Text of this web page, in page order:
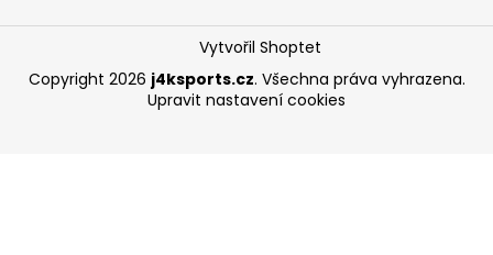
Vytvořil Shoptet
Copyright 2026 j4ksports.cz. Všechna práva vyhrazena.
Upravit nastavení cookies